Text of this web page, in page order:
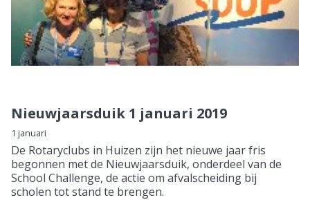
Nieuwjaarsduik 1 januari 2019
1 januari
De Rotaryclubs in Huizen zijn het nieuwe jaar fris
begonnen met de Nieuwjaarsduik, onderdeel van de
School Challenge, de actie om afvalscheiding bij
scholen tot stand te brengen.